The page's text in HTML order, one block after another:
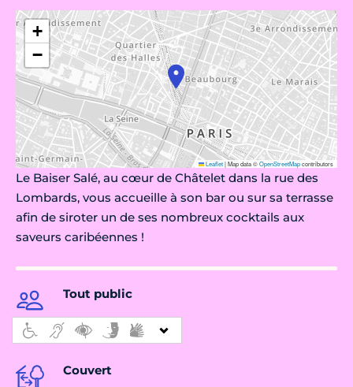
+
−
Leaflet|Map data ©OpenStreetMapcontributors
Le Baiser Salé, au cœur de Châtelet dans la rue des
Lombards, vous accueille à son bar ou sur sa terrasse
afin de siroter un de ses nombreux cocktails aux
saveurs caribéennes !
Tout public
Couvert